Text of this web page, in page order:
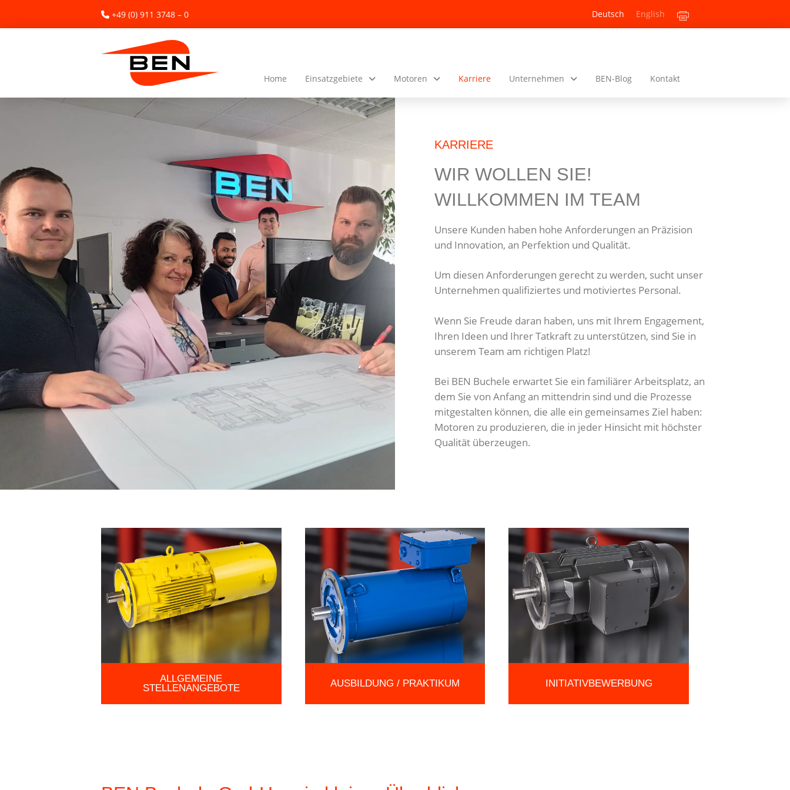
+49 (0) 911 3748 – 0 Deutsch English
Home Einsatzgebiete Motoren Karriere Unternehmen BEN-Blog Kontakt
KARRIERE
WIR WOLLEN SIE!
WILLKOMMEN IM TEAM
Unsere Kunden haben hohe Anforderungen an Präzision
und Innovation, an Perfektion und Qualität.
Um diesen Anforderungen gerecht zu werden, sucht unser
Unternehmen qualifiziertes und motiviertes Personal.
Wenn Sie Freude daran haben, uns mit Ihrem Engagement,
Ihren Ideen und Ihrer Tatkraft zu unterstützen, sind Sie in
unserem Team am richtigen Platz!
Bei BEN Buchele erwartet Sie ein familiärer Arbeitsplatz, an
dem Sie von Anfang an mittendrin sind und die Prozesse
mitgestalten können, die alle ein gemeinsames Ziel haben:
Motoren zu produzieren, die in jeder Hinsicht mit höchster
Qualität überzeugen.
ALLGEMEINE
STELLENANGEBOTE
AUSBILDUNG / PRAKTIKUM INITIATIVBEWERBUNG